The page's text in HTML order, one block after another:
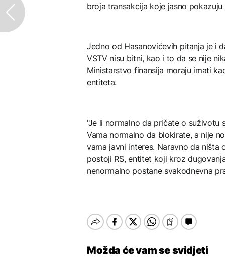
broja transakcija koje jasno pokazuju
Jedno od Hasanovićevih pitanja je i
VSTV nisu bitni, kao i to da se nije
Ministarstvo finansija moraju imati
entiteta.
"Je li normalno da pričate o suživotu
Vama normalno da blokirate, a nije
vama javni interes. Naravno da ništa
postoji RS, entitet koji kroz
nenormalno postane svakodnevna
Možda će vam se svidjeti